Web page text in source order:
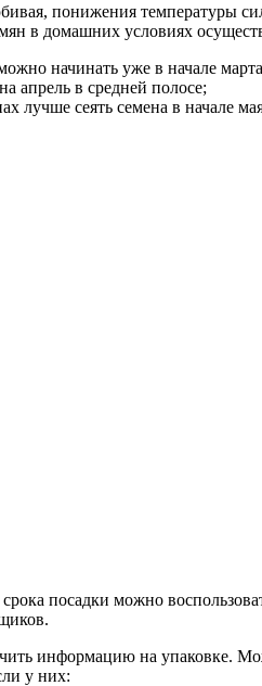
понижения температуры
в домашних условиях
начинать уже в начале
апрель в средней полосе;
лучше сеять семена в начале
посадки можно
информацию на упаковке.
у них: